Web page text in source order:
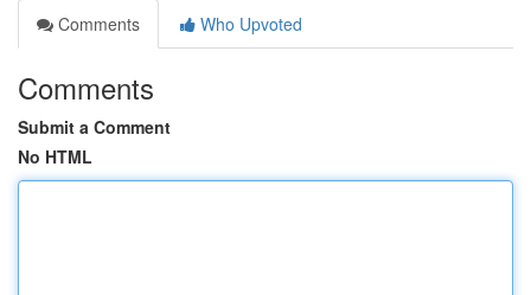
Comments
Who Upvoted
Comments
Submit a Comment
No HTML